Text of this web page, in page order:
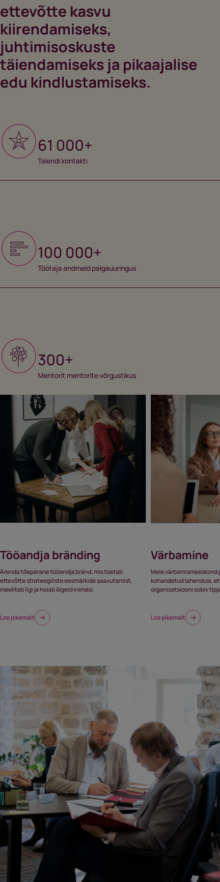
ettevõtte kasvu
kiirendamiseks,
juhtimisoskuste
täiendamiseks ja pikaajalise
edu kindlustamiseks.
61 000+
Talendi kontakti
100 000+
Töötaja andmeid palgauuringus
300+
Mentorit mentorite võrgustikus
Tööandja bränding
Arenda tõepärane tööandja bränd, mis toetab
ettevõtte strateegiliste eesmärkide saavutamist,
meelitab ligi ja hoiab õigeid inimesi.
Loe pikemalt
Värbamine
Meie
kohandatud lahendusi,
organisatsiooni sobiv
Loe pikemalt